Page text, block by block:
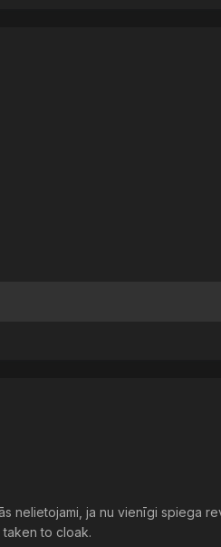
nelietojami, ja nu vienīgi spiega
to cloak.